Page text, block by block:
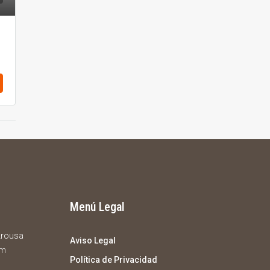
Menú Legal
Aviso Legal
Política de Privacidad